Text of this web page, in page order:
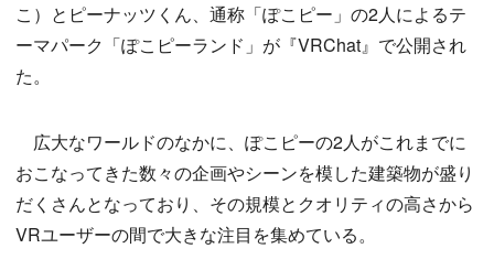
こ）とピーナッツくん、通称「ぽこピー」の2人によるテ
ーマパーク「ぽこピーランド」が『VRChat』で公開され
た。
広大なワールドのなかに、ぽこピーの2人がこれまでに
おこなってきた数々の企画やシーンを模した建築物が盛り
だくさんとなっており、その規模とクオリティの高さから
VRユーザーの間で大きな注目を集めている。